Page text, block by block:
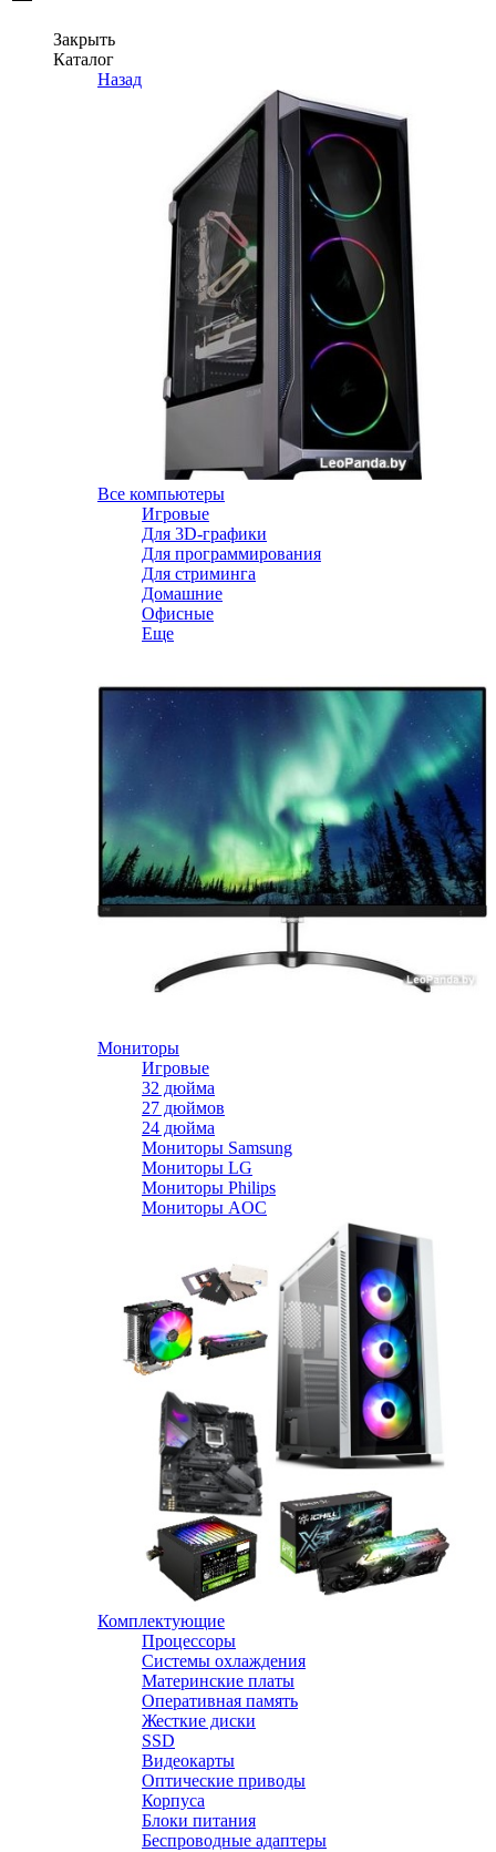
Закрыть
Каталог
Назад
Все компьютеры
Игровые
Для 3D-графики
Для программирования
Для стриминга
Домашние
Офисные
Еще
Мониторы
Игровые
32 дюйма
27 дюймов
24 дюйма
Мониторы Samsung
Мониторы LG
Мониторы Philips
Мониторы AOC
Комплектующие
Процессоры
Системы охлаждения
Материнские платы
Оперативная память
Жесткие диски
SSD
Видеокарты
Оптические приводы
Корпуса
Блоки питания
Беспроводные адаптеры